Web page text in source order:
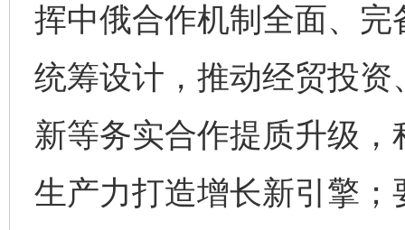
挥中俄合作机制全面、
统筹设计，推动经贸投
新等务实合作提质升级
生产力打造增长新引擎